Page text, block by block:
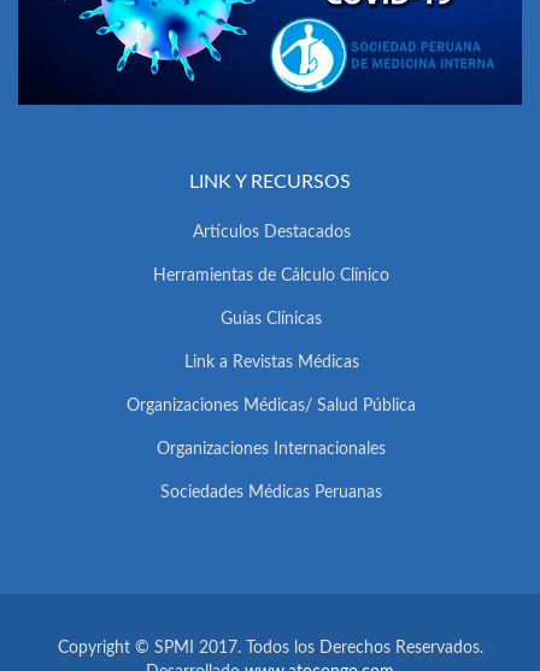
LINK Y RECURSOS
Artículos Destacados
Herramientas de Cálculo Clínico
Guías Clínicas
Link a Revistas Médicas
Organizaciones Médicas/ Salud Pública
Organizaciones Internacionales
Sociedades Médicas Peruanas
Copyright © SPMI 2017. Todos los Derechos Reservados.